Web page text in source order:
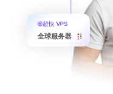
超快 VPS
全球服务器